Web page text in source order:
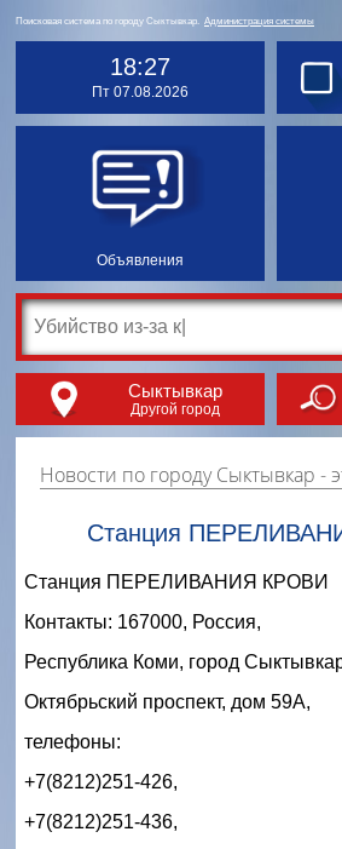
Поисковая система по городу Сыктывкар. Администрация системы
18:27
Пт 07.08.2026
Объявления
Сыктывкар
Другой город
Новости по городу Сыктывкар - это информация о событиях, мероприятиях и торгово-
Станция
Станция ПЕРЕЛИВАНИЯ КРОВИ
Контакты: 167000, Россия,
Республика Коми, город
Октябрьский проспект, дом 59А,
телефоны:
+7(8212)251-426,
+7(8212)251-436,